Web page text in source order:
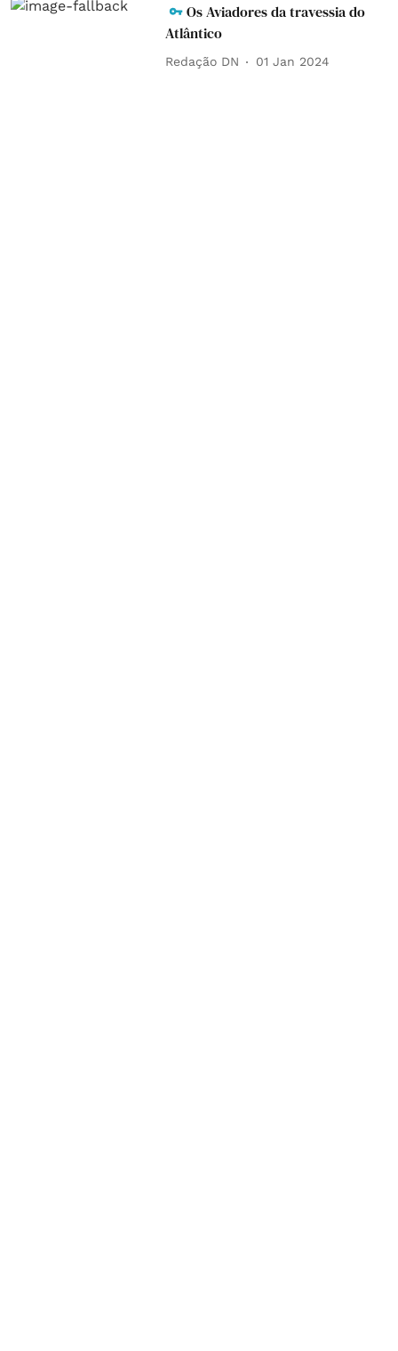
Os Aviadores da travessia do
Atlântico
Redação DN 01 Jan 2024